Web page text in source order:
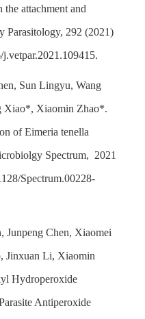
attachment and
Parasitology, 292 (2021)
.
Sun Lingyu, Wang
Xiao*, Xiaomin Zhao*.
of Eimeria tenella
Spectrum, 2021
Spectrum.00228-
Junpeng Chen, Xiaomei
Jinxuan Li, Xiaomin
Hydroperoxide
Antiperoxide